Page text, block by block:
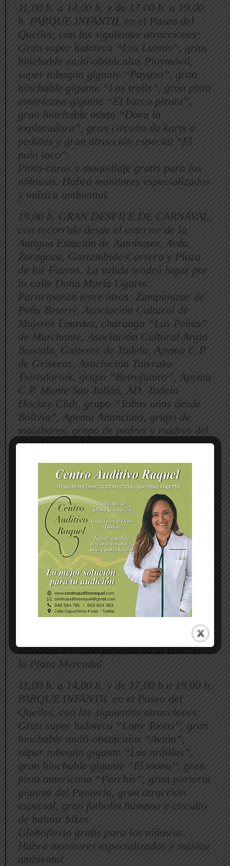
11,00 h. a 14,00 h. y de 17,00 h. a 19,00
h. PARQUE INFANTIL en el Paseo del
Queiles, con las siguientes atracciones:
Gran super ludoteca “Los Lunnis”, gran
hinchable multi-obstáculos Playmóvil,
super tobogán gigante “Payaso”, gran
hinchable gigante “Los trolls”, gran pista
americana gigante “El barco pirata”,
gran hinchable mixto “Dora la
exploradora”, gran circuito de karts a
pedales y gran atracción especial “El
palo loco”.
Pinta-caras y maquillaje gratis para los
niños/as. Habrá monitores especializados
y música ambiental.
19,00 h. GRAN DESFILE DE CARNAVAL,
con recorrido desde el exterior de la
Antigua Estación de Autobuses, Avda.
Zaragoza, Gaztambide-Carrera y Plaza
de los Fueros. La salida tendrá lugar por
la calle Doña María Ugarte.
Participarán entre otros: Zampantzar de
Peña Beterri, Asociación Cultural de
Mujeres Lourdes, charanga “Las Peñas”
de Murchante, Asociación Cultural Argia
Ikastola, Gaiteros de Tudela, Apyma C.P.
de Griseras, Asociación Tuterako
Txistulariak, grupo “Retrofuturo”, Apyma
C.P. Monte San Julián, AD. Tudela
Hockey Club, grupo “Tobas añas desde
Bolivia”, Apyma Anunciata, grupo de
malabares, grupo de padres y madres del
C.P. Huertas Mayores y Salay Bolivia
Posteriormente, los Gaiteros de Tudela
harán una Ronda de Carnaval por el
Casco Viejo.
21,00 h. PASACALLE con la
ELECTROCHARANGA por las calles del
Casco Viejo.
DÍA 3 DE MARZO (DOMINGO)
10,00 h. DIANAS DE CARNAVAL con la
charanga El Desbarajuste por el Barrio
de Lourdes.
actuarán en “Los payasos de la tele” en
la Plaza Mercadal.
11,00 h. a 14,00 h. y de 17,00 h a 19,00 h.
PARQUE INFANTIL en el Paseo del
Queiles, con las siguientes atracciones:
Gran super ludoteca “Lony Toons”, gran
hinchable multi-obstáculos “Avión”,
súper tobogán gigante “Las ardillas”,
gran hinchable gigante “El mono”, gran
pista americana “Parchís”, gran portería
gigante del Puntería, gran atracción
especial, gran futbolín humano y circuito
de balanz bikes.
Globoflexia gratis para los niños/as.
Habrá monitores especializados y música
ambiental.